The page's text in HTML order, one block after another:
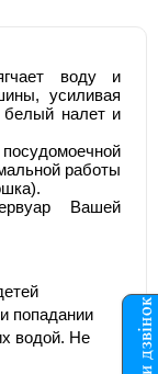
воду и
усиливая
белый налет и
посудомоечной
работы
.
Вашей
тей
попадании
водой. Не